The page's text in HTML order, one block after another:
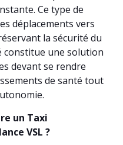
Ce type de
déplacements vers
la sécurité du
constitue une solution
devant se rendre
de santé tout
un Taxi
VSL ?